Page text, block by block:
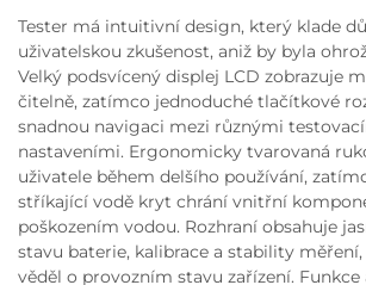
Tester má intuitivní design, který klade
uživatelskou zkušenost, aniž by byla
Velký podsvícený displej LCD zobrazuje
čitelně, zatímco jednoduché tlačítkové
snadnou navigaci mezi různými
nastaveními. Ergonomicky tvarovaná
uživatele během delšího používání,
stříkající vodě kryt chrání vnitřní
poškozením vodou. Rozhraní obsahuje
stavu baterie, kalibrace a stability
věděl o provozním stavu zařízení.